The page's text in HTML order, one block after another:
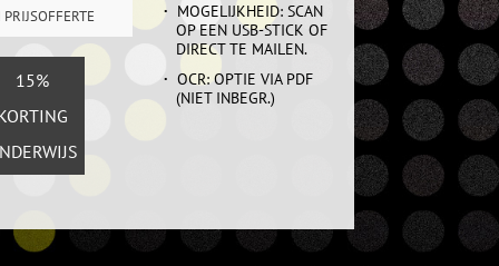
· MOGELIJKHEID: SCAN
OP EEN USB-STICK OF
DIRECT TE MAILEN.
· OCR: OPTIE VIA PDF
(NIET INBEGR.)
VOOR
PROFS
15%